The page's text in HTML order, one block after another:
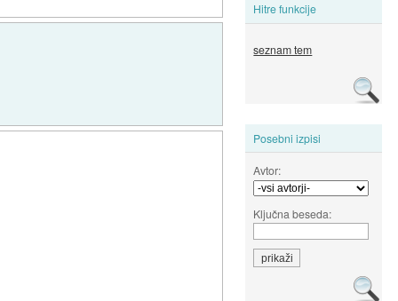
Hitre funkcije
seznam tem
Posebni izpisi
Avtor:
Ključna beseda: